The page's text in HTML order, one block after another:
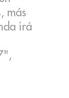
más
irá